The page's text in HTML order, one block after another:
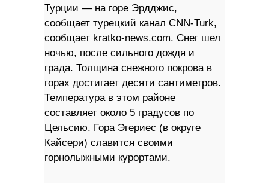
Турции — на горе Эрдджис,
сообщает турецкий канал CNN-Turk,
сообщает kratko-news.com. Снег шел
ночью, после сильного дождя и
града. Толщина снежного покрова в
горах достигает десяти сантиметров.
Температура в этом районе
составляет около 5 градусов по
Цельсию. Гора Эгериес (в округе
Кайсери) славится своими
горнолыжными курортами.